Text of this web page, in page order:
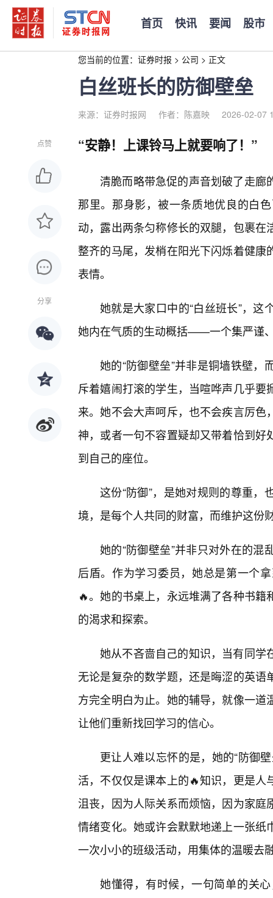
首页 快讯 要闻 股市
您当前的位置： 证券时报 > 公司 > 正文
白丝班长的防御壁垒
来源：证券时报网 作者：陈嘉映 2026-02-07
点赞
分享
“安静！上课铃马上就要响了！”
清脆而略带急促的声音划破了走廊
那里。那身影，被一条质地优良的白
动，露出两条匀称修长的双腿，包裹
整齐的马尾，发梢在阳光下闪烁着健
表情。
她就是大家口中的“白丝班长”，
她内在气质的生动概括——一个集严谨
她的“防御壁垒”并非是铜墙铁壁
斥着嬉闹打滚的学生，当喧哗声几乎
来。她不会大声呵斥，也不会疾言厉
神，或者一句不容置疑却又带着恰到
到自己的座位。
这份“防御”，是她对规则的尊重
境，是每个人共同的财富，而维护这份
她的“防御壁垒”并非只对外在的
后盾。作为学习委员，她总是第一个
🔥。她的书桌上，永远堆满了各种书
的渴求和探索。
她从不吝啬自己的知识，当有同学
无论是复杂的数学题，还是晦涩的英
方完全明白为止。她的辅导，就像一
让他们重新找回学习的信心。
更让人难以忘怀的是，她的“防御
活，不仅仅是课本上的🔥知识，更是
沮丧，因为人际关系而烦恼，因为家
情绪变化。她或许会默默地递上一张
一次小小的班级活动，用集体的温暖去
她懂得，有时候，一句简单的关